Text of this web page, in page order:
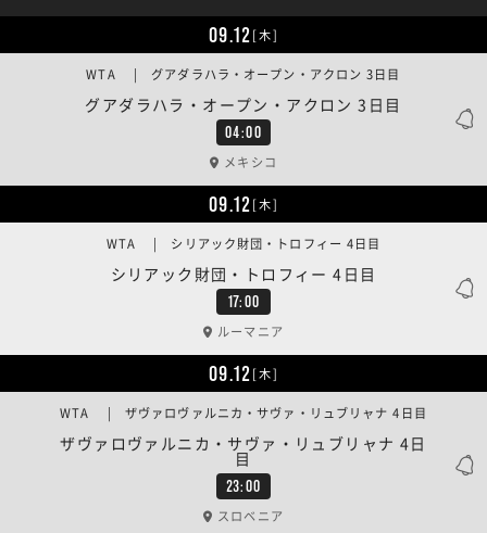
09.12[木]
04:00
グアダラハラ・オープン・アクロン 3日目
WTA | グアダラハラ・オープン・アクロン 3日目
メキシコ
09.12[木]
17:00
シリアック財団・トロフィー 4日目
WTA | シリアック財団・トロフィー 4日目
ルーマニア
09.12[木]
23:00
ザヴァロヴァルニカ・サヴァ・リュブリャナ 4日
目
WTA | ザヴァロヴァルニカ・サヴァ・リュブリャナ 4日目
スロベニア